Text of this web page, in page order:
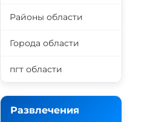
Районы области
Города области
пгт области
Развлечения